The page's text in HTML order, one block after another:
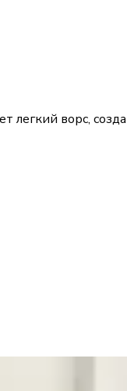
легкий ворс,